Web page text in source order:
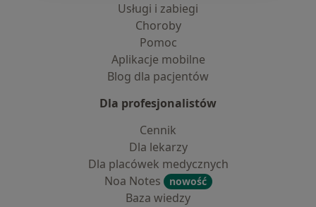
Usługi i zabiegi
Choroby
Pomoc
Aplikacje mobilne
Blog dla pacjentów
Dla profesjonalistów
Cennik
Dla lekarzy
Dla placówek medycznych
Noa Notes
nowość
Baza wiedzy